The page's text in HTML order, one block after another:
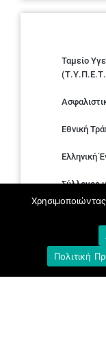
Ταμείο
Εθνική
Ελληνική
Σύλλογος
Πολιτική